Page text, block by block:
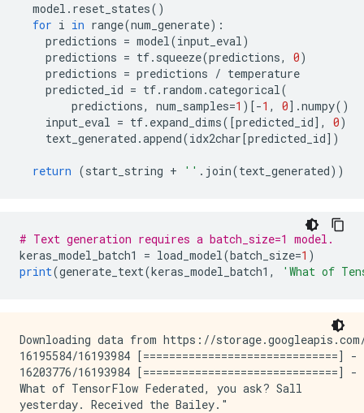
model . reset_states()
for i in range(num_generate):
predictions = model(input_eval)
predictions = tf. squeeze(predictions, 0)
predictions = predictions / temperature
predicted_id = tf. random .categorical(
predictions, num_samples=1 )[-1 , 0].numpy()
input_eval = tf. expand_dims([predicted_id], 0)
text_generated .append(idx2char[predicted_id])
return (start_string + '' . join(text_generated))
# Text generation requires a batch_size=1 model.
keras_model_batch1 = load_model(batch_size=1 )
print(generate_text(keras_model_batch1 , 'What of
Downloading data from https://
16195584/16193984
16203776/16193984
What of TensorFlow Federated, you ask? Sall
yesterday. Received the Bailey."